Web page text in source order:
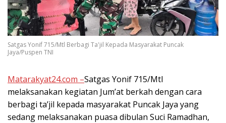
Satgas Yonif 715/Mtl Berbagi Ta'jil Kepada Masyarakat Puncak
Jaya/Puspen TNI
Matarakyat24.com –Satgas Yonif 715/Mtl
melaksanakan kegiatan Jum’at berkah dengan cara
berbagi ta’jil kepada masyarakat Puncak Jaya yang
sedang melaksanakan puasa dibulan Suci Ramadhan,